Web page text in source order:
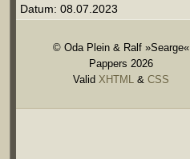
Datum: 08.07.2023
© Oda Plein & Ralf »Searge«
Pappers 2026
Valid XHTML & CSS